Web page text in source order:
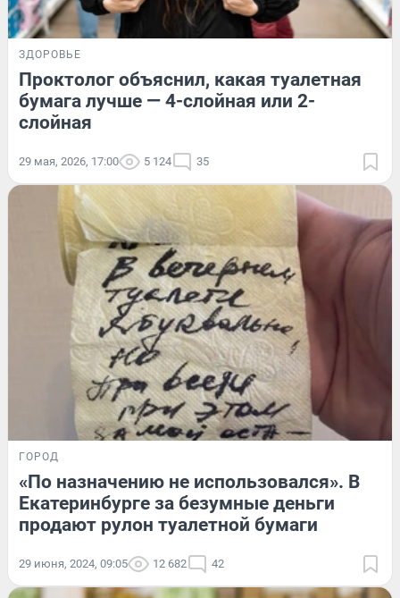
ЗДОРОВЬЕ
Проктолог объяснил, какая туалетная
бумага лучше — 4-слойная или 2-
слойная
29 мая, 2026, 17:00 5 124 35
ГОРОД
«По назначению не использовался». В
Екатеринбурге за безумные деньги
продают рулон туалетной бумаги
29 июня, 2024, 09:05 12 682 42